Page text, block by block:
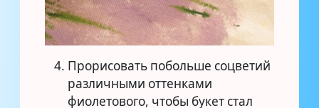
Прорисовать побольше соцветий
различными оттенками
фиолетового, чтобы букет стал